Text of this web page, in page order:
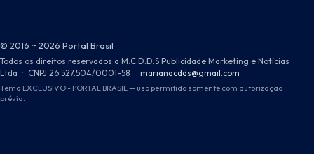
© 2016 ~ 2026 Portal Brasil
Todos os direitos reservados a M.C.D.D.S Publicidade Marketing e Notícias
Ltda · CNPJ 26.527.504/0001-58 · marianacdds@gmail.com
Tema EXCLUSIVO - PORTAL BRASIL — uso permitido somente com autorização
prévia.